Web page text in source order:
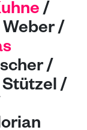
/
/
/
/